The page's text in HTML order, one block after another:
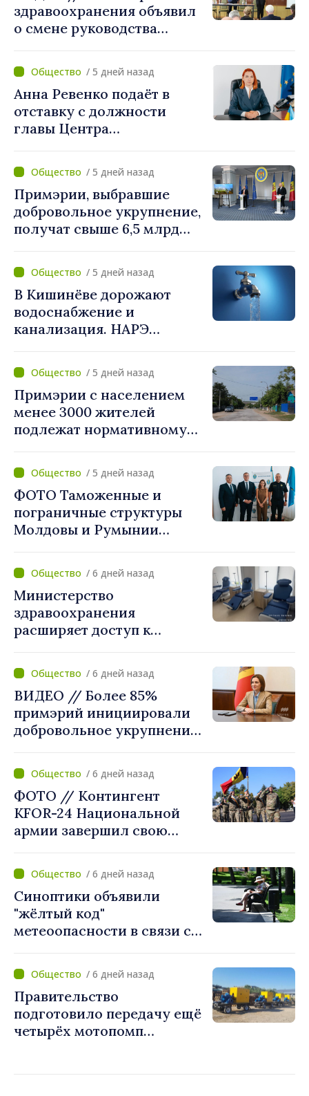
здравоохранения объявил
о смене руководства
больницы. Людмила
Капчеля будет исполнять
обязанности директора
/ 5 дней назад
Анна Ревенко подаёт в
отставку с должности
главы Центра
коммуникации и
противодействия
дезинформации
/ 5 дней назад
Примэрии, выбравшие
добровольное укрупнение,
получат свыше 6,5 млрд
«Правительство
предоставляет примэриям,
которые добровольно
объединяются,
беспрецедентный
/ 5 дней назад
В Кишинёве дорожают
водоснабжение и
канализация. НАРЭ
/ 5 дней назад
Примэрии с населением
менее 3000 жителей
подлежат нормативному
«Реформу нужно
завершить этой осенью»
/ 5 дней назад
ФОТО Таможенные и
пограничные структуры
Молдовы и Румынии
по разгрузке движения на
КПП "Леушены–Албица"
/ 6 дней назад
Министерство
здравоохранения
расширяет доступ к
Новоаненской и Сорокской
районных больницах
/ 6 дней назад
ВИДЕО // Более 85%
примэрий инициировали
добровольное укрупнение.
приветствует смелые
решения местных властей:
«Вы поставили интересы
людей на первое место»
/ 6 дней назад
ФОТО // Контингент
KFOR-24 Национальной
армии завершил свою
/ 6 дней назад
Синоптики объявили
"жёлтый код"
метеоопасности в связи с
поднимется до 36°C
/ 6 дней назад
Правительство
подготовило передачу ещё
четырёх мотопомп